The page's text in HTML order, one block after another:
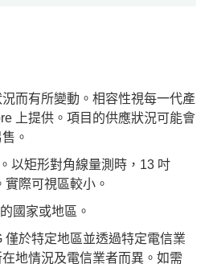
而有所變動。相容性視每一代產
上提供。項目的供應狀況可能會
。
以矩形對角線量測時，13 吋
際可視區較小。
國家或地區。
僅於特定地區並透過特定電信業
地情況及電信業者而異。如需